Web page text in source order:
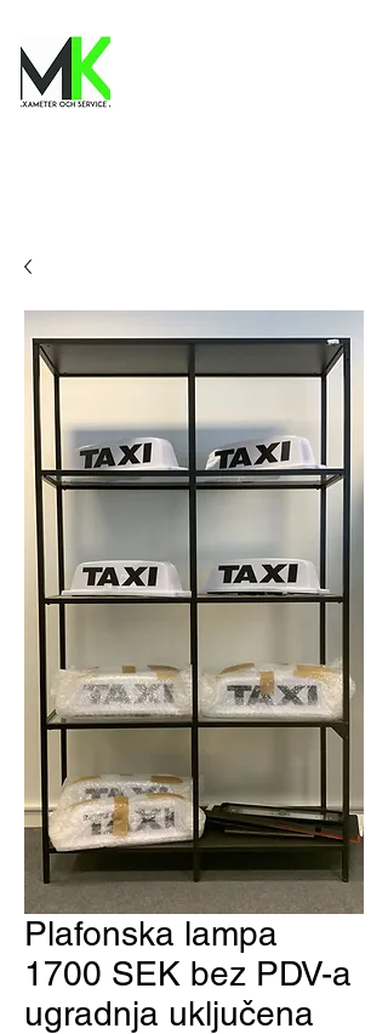
Plafonska lampa
1700 SEK bez PDV-a
ugradnja uključena